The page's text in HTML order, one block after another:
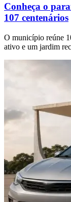
Conheça o
107 centenários
O município reúne
ativo e um jardim